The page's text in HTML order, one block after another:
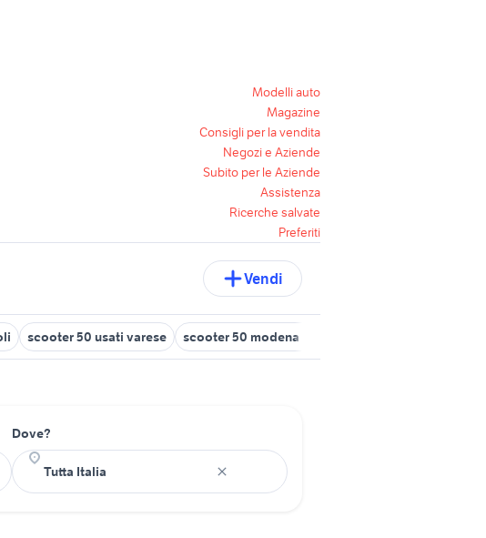
Modelli auto
Magazine
Consigli per la vendita
Negozi e Aziende
Subito per le Aziende
Assistenza
Ricerche salvate
Preferiti
Vendi
scooter 50 usati varese scooter 50 modena e provincia
Dove?